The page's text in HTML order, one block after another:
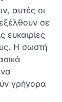
αυτές οι
σε
ευκαιρίες
Η σωστή
γρήγορα